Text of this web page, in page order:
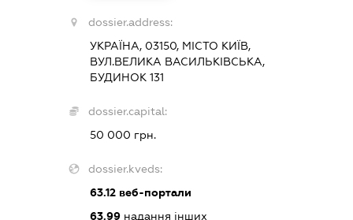
dossier.address:
УКРАЇНА, 03150, МІСТО КИЇВ,
ВУЛ.ВЕЛИКА ВАСИЛЬКІВСЬКА,
БУДИНОК 131
dossier.capital:
50 000 грн.
dossier.kveds:
63.12веб-портали
63.99надання інших